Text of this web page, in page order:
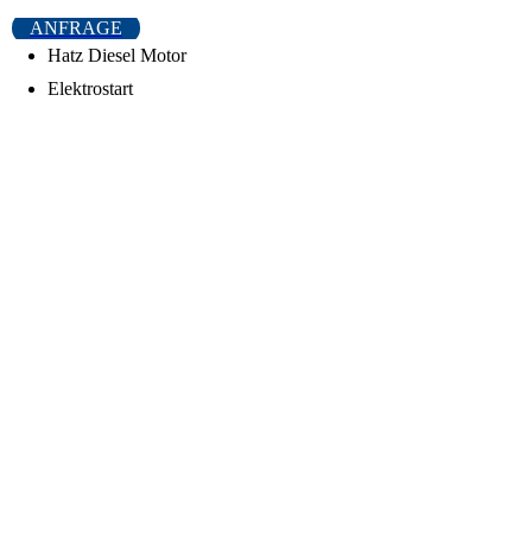
ANFRAGE
Hatz Diesel Motor
Elektrostart